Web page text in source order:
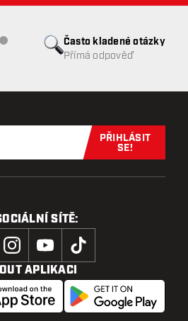
Často kladené otázky
Přímá odpověď
Zákaznický servis nedostupný
Přihlaste se
PŘIHLÁSIT
SE!
SÍTĚ:
APLIKACI